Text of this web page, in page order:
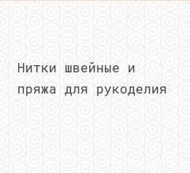
Нитки швейные и
пряжа для рукоделия